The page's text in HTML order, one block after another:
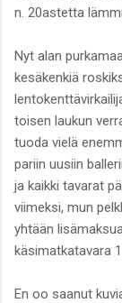
n. 20astetta
Nyt alan
kesäkenkiä
toisen laukun
tuoda vielä
pariin uusiin
ja kaikki tavarat
viimeksi, mun
yhtään
käsimatkatavara
En oo saanut